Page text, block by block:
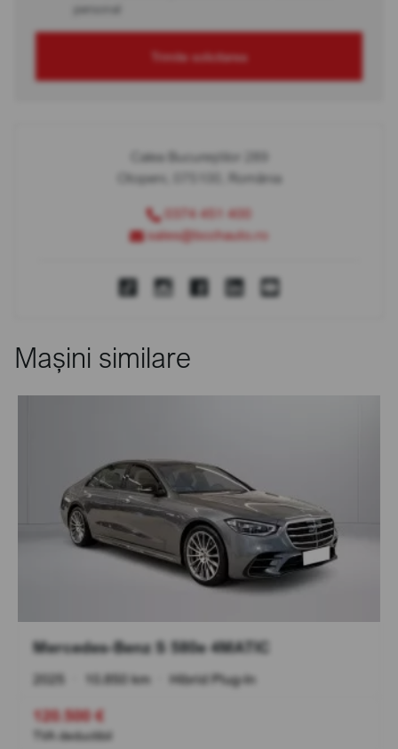
personal
Trimite solicitarea
Calea Bucureștilor 289
Otopeni, 075100, România
0374 451 400
sales@bcchauto.ro
Mașini similare
Mercedes-Benz S 580e 4MATIC
2025 10.850 km Hibrid Plug-In
120.500 €
TVA deductibil